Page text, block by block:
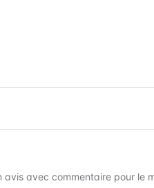
avis avec commentaire pour le